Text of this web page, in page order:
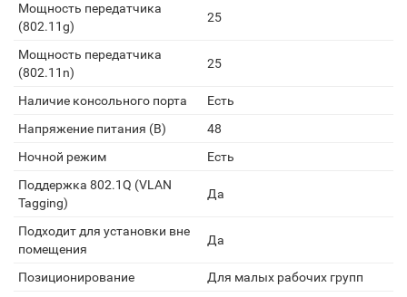
Мощность передатчика
(802.11g)
25
Мощность передатчика
(802.11n)
25
Наличие консольного порта
Есть
Напряжение питания (В)
48
Ночной режим
Есть
Поддержка 802.1Q (VLAN
Tagging)
Да
Подходит для установки вне
помещения
Да
Позиционирование
Для малых рабочих групп